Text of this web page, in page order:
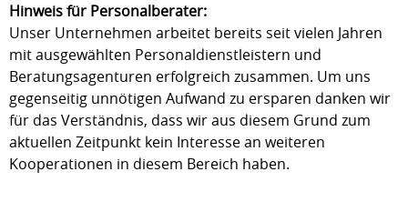
Hinweis für Personalberater:
Unser Unternehmen arbeitet bereits seit vielen Jahren
mit ausgewählten Personaldienstleistern und
Beratungsagenturen erfolgreich zusammen. Um uns
gegenseitig unnötigen Aufwand zu ersparen danken wir
für das Verständnis, dass wir aus diesem Grund zum
aktuellen Zeitpunkt kein Interesse an weiteren
Kooperationen in diesem Bereich haben.